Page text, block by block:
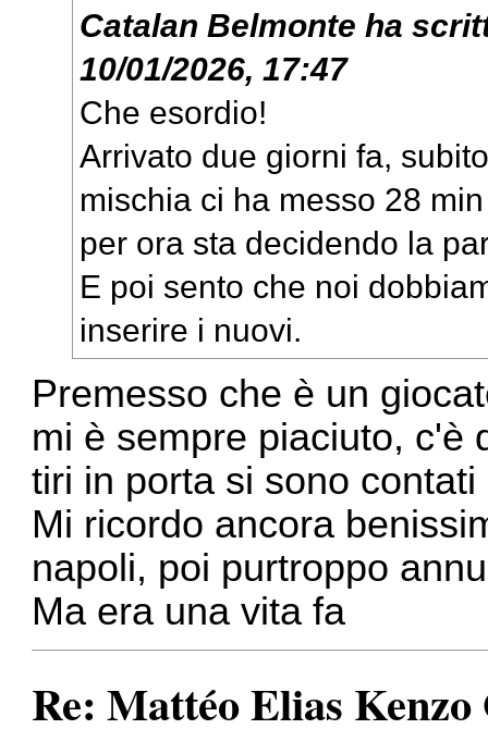
Catalan Belmonte ha
10/01/2026, 17:47
Che esordio!
Arrivato due giorni fa,
mischia ci ha messo 28
per ora sta decidendo la
E poi sento che noi
inserire i nuovi.
Premesso che è un
mi è sempre piaciuto, c'è
tiri in porta si sono
Mi ricordo ancora
napoli, poi purtroppo
Ma era una vita fa
Re: Mattéo Elias